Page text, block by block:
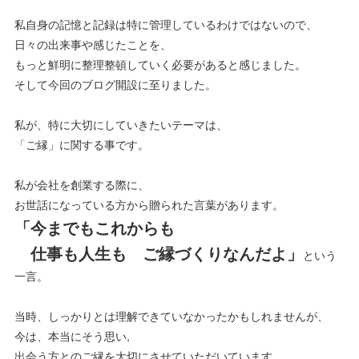
私自身の記憶と記録は特に管理しているわけではないので、
日々の出来事や感じたことを、
もっと鮮明に整理整頓していく必要があると感じました。
そして今回のブログ開設に至りました。
私が、特に大切にしていきたいテーマは、
「ご縁」に関する事です。
私が会社を創業する際に、
お世話になっている方から贈られた言葉があります。
「今までもこれからも
仕事も人生も ご縁づくりなんだよ」
という
一言。
当時、しっかりとは理解できていなかったかもしれませんが、
今は、本当にそう思い,
出会う方とのご縁を大切にさせていただいています。